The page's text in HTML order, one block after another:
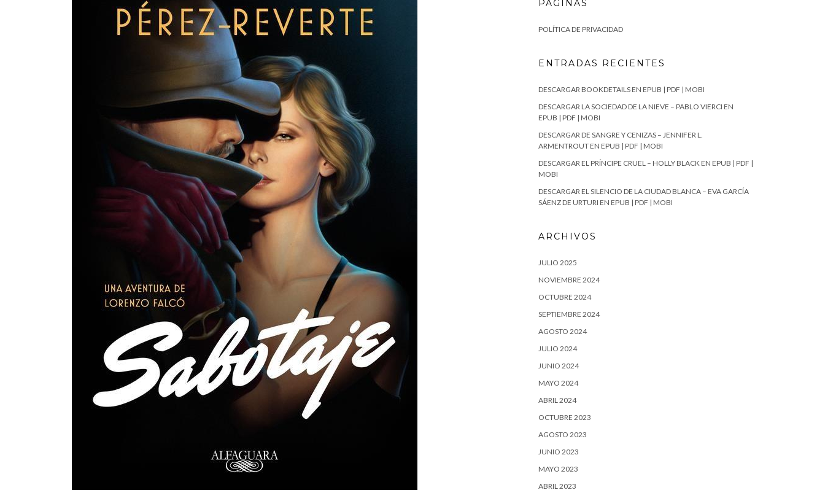
PÁGINAS
POLÍTICA DE PRIVACIDAD
ENTRADAS RECIENTES
DESCARGAR BOOKDETAILS EN EPUB | PDF | MOBI
DESCARGAR LA SOCIEDAD DE LA NIEVE – PABLO VIERCI EN
EPUB | PDF | MOBI
DESCARGAR DE SANGRE Y CENIZAS – JENNIFER L.
ARMENTROUT EN EPUB | PDF | MOBI
DESCARGAR EL PRÍNCIPE CRUEL – HOLLY BLACK EN EPUB | PDF |
MOBI
DESCARGAR EL SILENCIO DE LA CIUDAD BLANCA – EVA GARCÍA
SÁENZ DE URTURI EN EPUB | PDF | MOBI
ARCHIVOS
JULIO 2025
NOVIEMBRE 2024
OCTUBRE 2024
SEPTIEMBRE 2024
AGOSTO 2024
JULIO 2024
JUNIO 2024
MAYO 2024
ABRIL 2024
OCTUBRE 2023
AGOSTO 2023
JUNIO 2023
MAYO 2023
ABRIL 2023